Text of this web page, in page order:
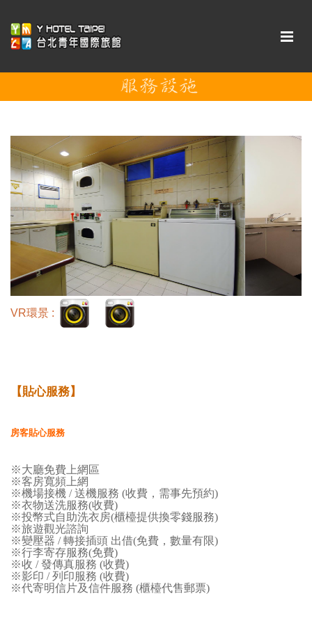
VR環景 :
【貼心服務】
房客貼心服務
※大廳免費上網區
※客房寬頻上網
※機場接機 / 送機服務 (收費，需事先預約)
※衣物送洗服務(收費)
※投幣式自助洗衣房(櫃檯提供換零錢服務)
※旅遊觀光諮詢
※變壓器 / 轉接插頭 出借(免費，數量有限)
※行李寄存服務(免費)
※收 / 發傳真服務 (收費)
※影印 / 列印服務 (收費)
※代寄明信片及信件服務 (櫃檯代售郵票)